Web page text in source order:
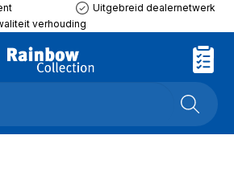
Uitgebreid dealernetwerk
verhouding